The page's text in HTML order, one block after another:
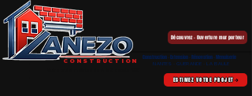
Construction - Extension - Rénovation - Menuiserie
NANTES - GUERANDE - LA BAULE
Découvrez - Ouverture mur porteur
CONSTRUCTION
ESTIMEZ VOTRE PROJET